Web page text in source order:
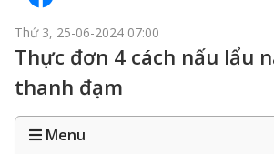
Thứ 3, 25-06-2024 07:00
Thực đơn 4 cách nấu lẩu
thanh đạm
Menu